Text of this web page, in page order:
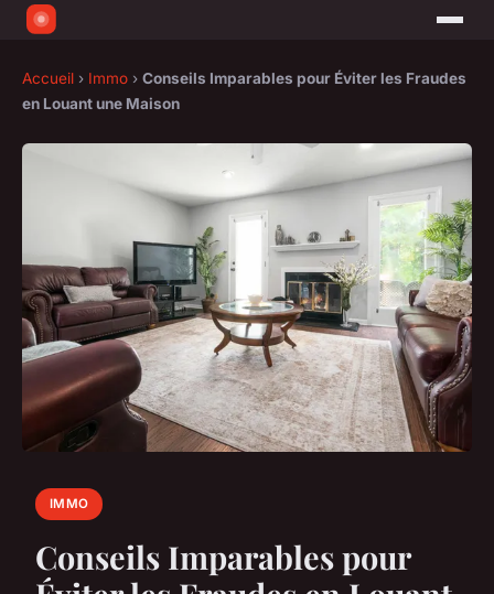
Accueil › Immo › Conseils Imparables pour Éviter les Fraudes
en Louant une Maison
IMMO
Conseils Imparables pour